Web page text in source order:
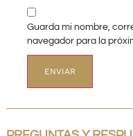
Guarda mi nombre,
navegador para la